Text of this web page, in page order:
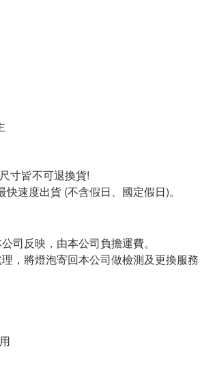
寸皆不可退換貨!
速度出貨 (不含假日、國定假日)。
司反映，由本公司負擔運費。
，將燈泡寄回本公司做檢測及更換服務